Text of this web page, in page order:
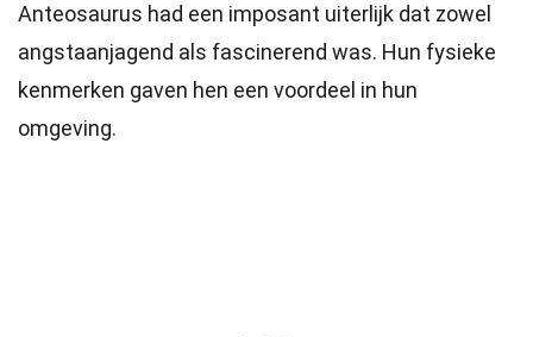
Anteosaurus had een imposant uiterlijk dat zowel
angstaanjagend als fascinerend was. Hun fysieke
kenmerken gaven hen een voordeel in hun
omgeving.